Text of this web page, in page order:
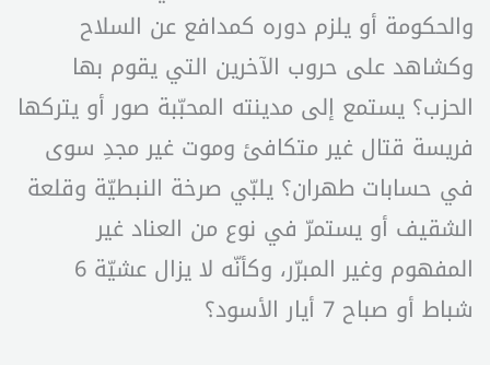
والحكومة أو يلزم دوره كمدافع عن السلاح
وكشاهد على حروب الآخرين التي يقوم بها
الحزب؟ يستمع إلى مدينته المحبّبة صور أو يتركها
فريسة قتال غير متكافئ وموت غير مجدِ سوى
في حسابات طهران؟ يلبّي صرخة النبطيّة وقلعة
الشقيف أو يستمرّ في نوع من العناد غير
المفهوم وغير المبرّر، وكأنّه لا يزال عشيّة 6
شباط أو صباح 7 أيار الأسود؟